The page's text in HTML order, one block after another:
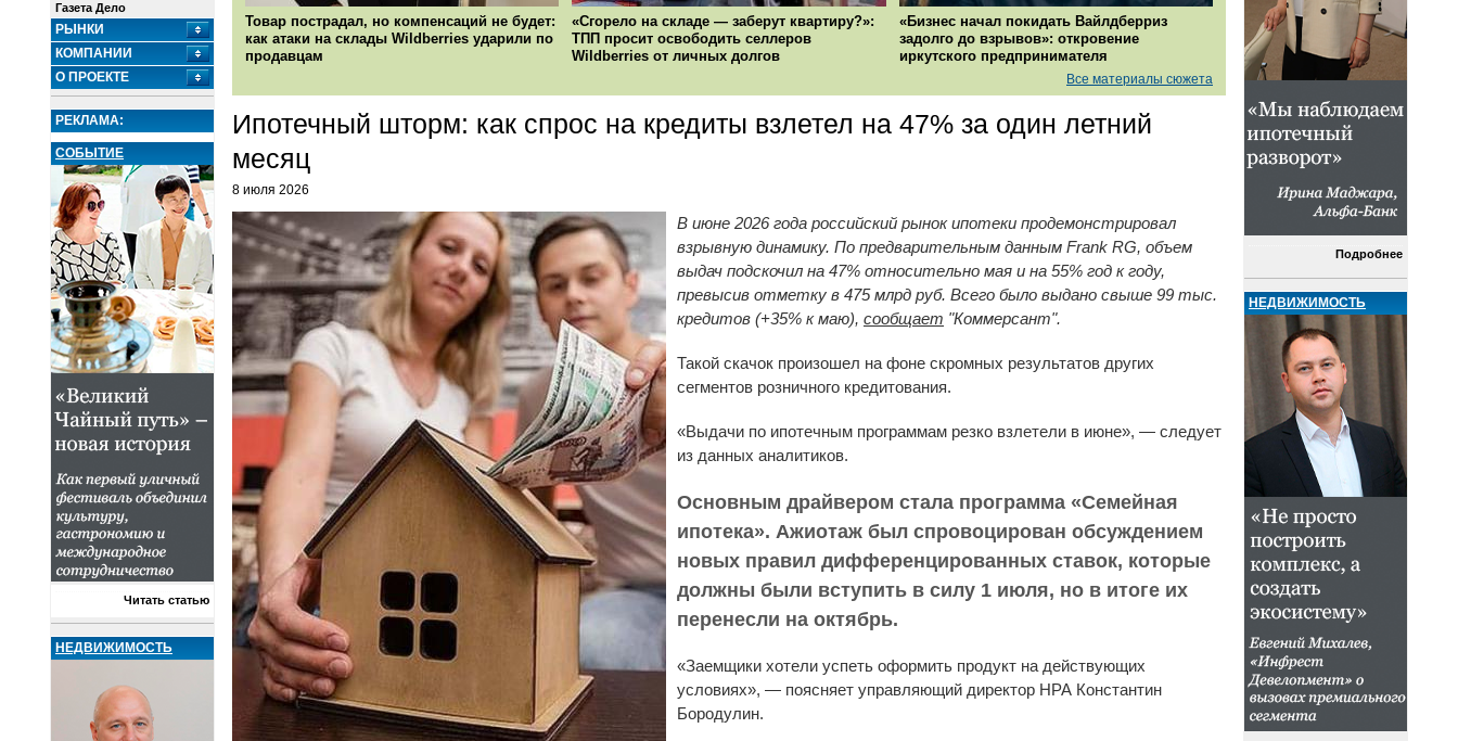
Газета Дело
РЫНКИ
КОМПАНИИ
О ПРОЕКТЕ
РЕКЛАМА:
СОБЫТИЕ
Читать статью
НЕДВИЖИМОСТЬ
Товар пострадал, но компенсаций не будет:
как атаки на склады Wildberries ударили по
продавцам
«Сгорело на складе — заберут квартиру?»:
ТПП просит освободить селлеров
Wildberries от личных долгов
«Бизнес начал покидать Вайлдберриз
задолго до взрывов»: откровение
иркутского предпринимателя
Все материалы сюжета
Ипотечный шторм: как спрос на кредиты взлетел на 47% за один летний
месяц
8 июля 2026
В июне 2026 года российский рынок ипотеки продемонстрировал
взрывную динамику. По предварительным данным Frank RG, объем
выдач подскочил на 47% относительно мая и на 55% год к году,
превысив отметку в 475 млрд руб. Всего было выдано свыше 99 тыс.
кредитов (+35% к маю), сообщает "Коммерсант".
Такой скачок произошел на фоне скромных результатов других
сегментов розничного кредитования.
«Выдачи по ипотечным программам резко взлетели в июне», — следует
из данных аналитиков.
Основным драйвером стала программа «Семейная
ипотека». Ажиотаж был спровоцирован обсуждением
новых правил дифференцированных ставок, которые
должны были вступить в силу 1 июля, но в итоге их
перенесли на октябрь.
«Заемщики хотели успеть оформить продукт на действующих
условиях», — поясняет управляющий директор НРА Константин
Бородулин.
Подробнее
НЕДВИЖИМОСТЬ